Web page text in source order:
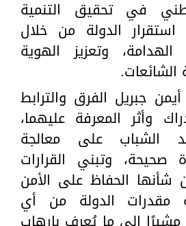
في تحقيق التنمية
استقرار الدولة من خلال
وتعزيز الهوية
الشائعات.
جبريل الفرق والترابط
وأثر المعرفة عليهما،
الشباب على معالجة
صحيحة، وتبني القرارات
شأنها الحفاظ على الأمن
مقدرات الدولة من أي